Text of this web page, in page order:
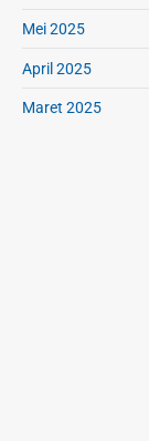
Mei 2025
April 2025
Maret 2025